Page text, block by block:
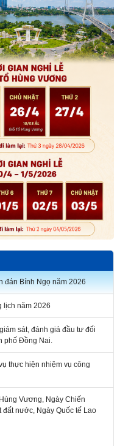
đán Bính Ngọ năm 2026
lịch năm 2026
sát, đánh giá đầu tư đối
phố Đồng Nai.
thực hiện nhiệm vụ công
Vương, Ngày Chiến
nước, Ngày Quốc tế Lao